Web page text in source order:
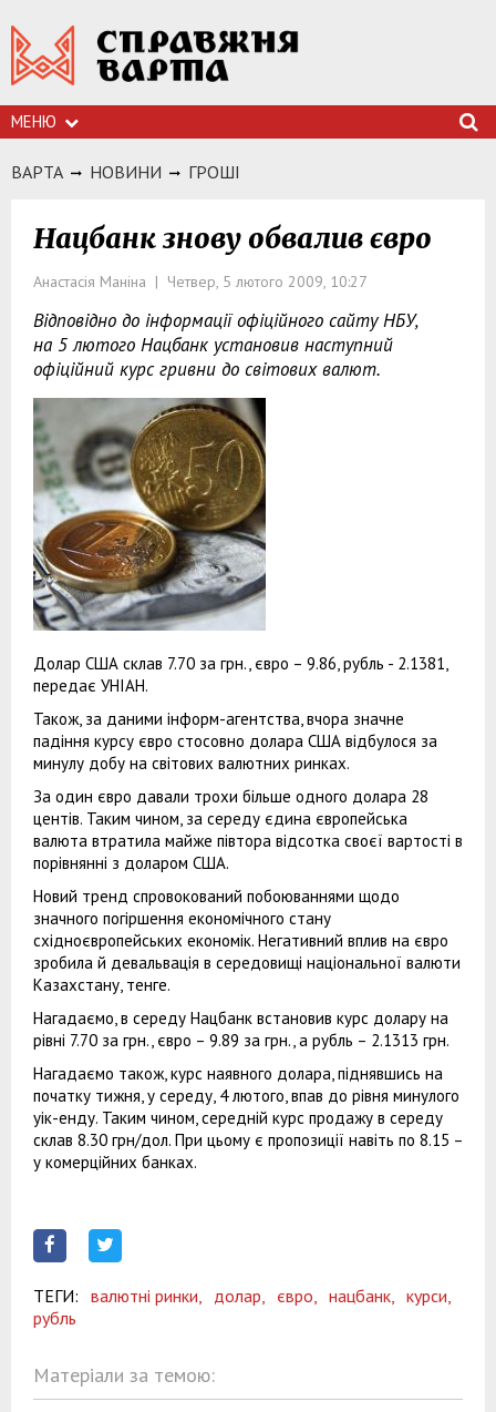
МЕНЮ
ВАРТА НОВИНИ ГРОШI
Нацбанк знову обвалив євро
Анастасія Маніна | Четвер, 5 лютого 2009, 10:27
Відповідно до інформації офіційного сайту НБУ,
на 5 лютого Нацбанк установив наступний
офіційний курс гривни до світових валют.
Долар США склав 7.70 за грн., євро – 9.86, рубль - 2.1381,
передає УНІАН.
Також, за даними інформ-агентства, вчора значне
падіння курсу євро стосовно долара США відбулося за
минулу добу на світових валютних ринках.
За один євро давали трохи більше одного долара 28
центів. Таким чином, за середу єдина європейська
валюта втратила майже півтора відсотка своєї вартості в
порівнянні з доларом США.
Новий тренд спровокований побоюваннями щодо
значного погіршення економічного стану
східноєвропейських економік. Негативний вплив на євро
зробила й девальвація в середовищі національної валюти
Казахстану, тенге.
Нагадаємо, в середу Нацбанк встановив курс долару на
рівні 7.70 за грн., євро – 9.89 за грн., а рубль – 2.1313 грн.
Нагадаємо також, курс наявного долара, піднявшись на
початку тижня, у середу, 4 лютого, впав до рівня минулого
уік-енду. Таким чином, середній курс продажу в середу
склав 8.30 грн/дол. При цьому є пропозиції навіть по 8.15 –
у комерційних банках.
ТЕГИ: валютні ринки, долар, євро, нацбанк, курси,
рубль
Матеріали за темою: